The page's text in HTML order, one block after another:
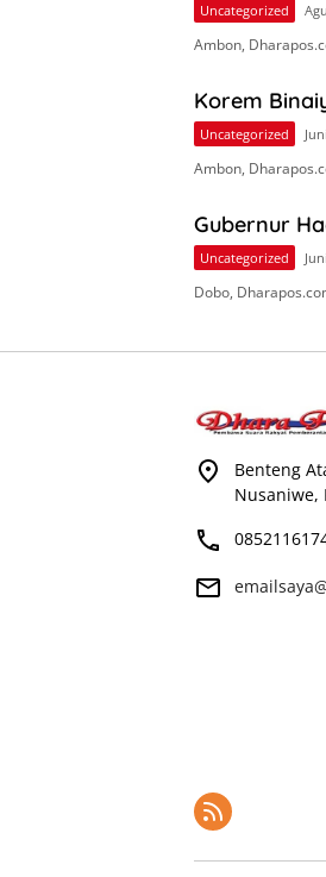
Uncategorized
Ambon,
Korem
Uncategorized
Ambon,
Gubernur
Uncategorized
Dobo,
Benteng
Nusaniwe,